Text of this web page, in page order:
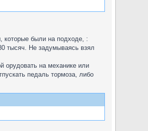
которые были на подходе, :
тысяч. Не задумываясь взял
орудовать на механике или
педаль тормоза, либо